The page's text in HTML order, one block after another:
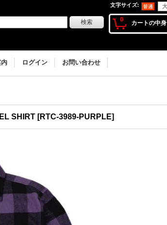
文字サイズ:
0 カートの中身
ログイン お問い合わせ
SHIRT [RTC-3989-PURPLE]